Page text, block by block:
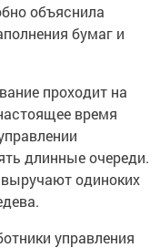
объяснила
бумаг и
проходит на
время
длинные очереди.
одиноких
управления